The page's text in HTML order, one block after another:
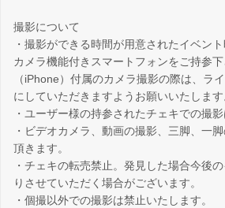
撮影について
・撮影ができる時間が用意されたイベン
カメラ機能付きスマートフォンをご持参
（iPhone）付属のカメラ撮影の際は、ラ
にしていただきますようお願いいたします
・ユーザー様の持参されたチェキでの撮影
・ビデオカメラ、動画の撮影、三脚、一
頂きます。
・チェキの転売禁止。発見した場合今後
りさせていただく場合がございます。
・個撮以外での撮影は禁止いたします。